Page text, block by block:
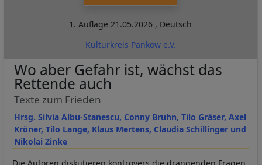
1. Auflage21.05.2026 , Deutsch
Kulturkreis Pankow e.V.
Hrsg. Silvia Albu-Stanescu, Conny Bruhn, Tilo Gräser, Axel
Kröner, Tilo Lange, Klaus Mertens, Claudia Schillinger und
Nikolai Zinke
Wo aber Gefahr ist, wächst das
Rettende auch
Texte zum Frieden